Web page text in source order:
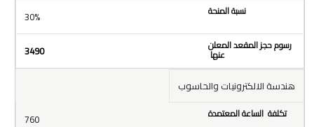
30%
3490
هندسة الالكترونيات والحاسوب
760